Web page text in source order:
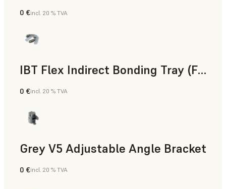
Ingénierie
0 €incl. 20 % TVA
IBT Flex Indirect Bonding Tray (Form 4)
Dentaire
0 €incl. 20 % TVA
Grey V5 Adjustable Angle Bracket
Résine standard
0 €incl. 20 % TVA